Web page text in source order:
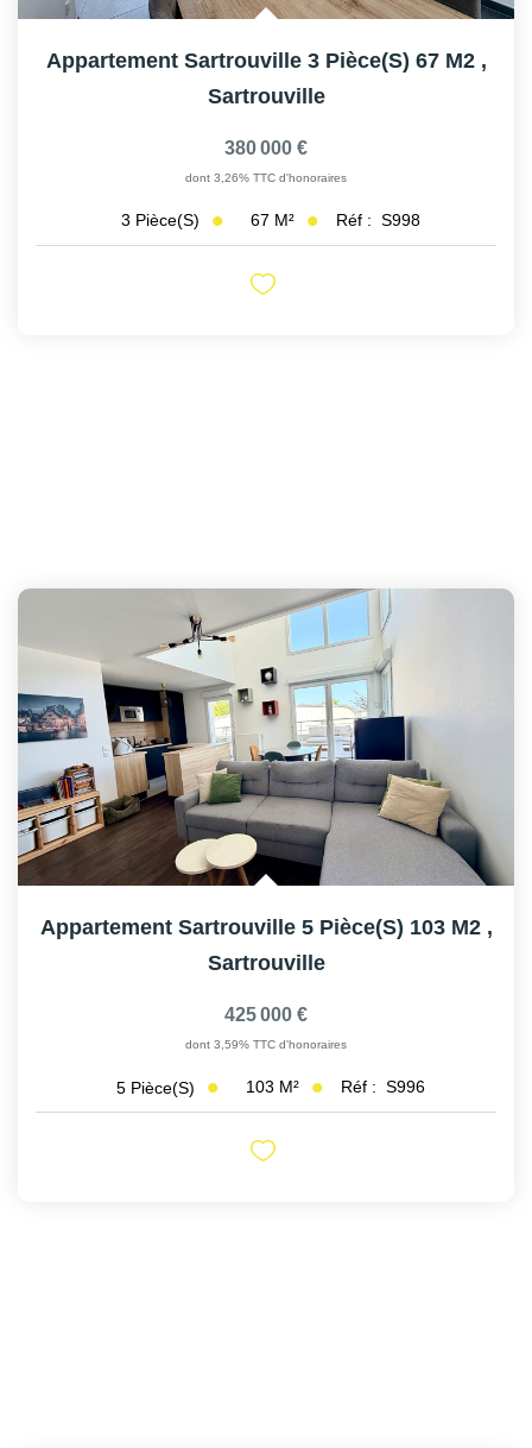
Appartement Sartrouville 3 Pièce(s) 67 M2 ,
Sartrouville
380 000 €
dont 3,26% TTC d'honoraires
3 Pièce(s) 67 M² Réf : S998
Appartement Sartrouville 5 Pièce(s) 103 M2 ,
Sartrouville
425 000 €
dont 3,59% TTC d'honoraires
5 Pièce(s) 103 M² Réf : S996